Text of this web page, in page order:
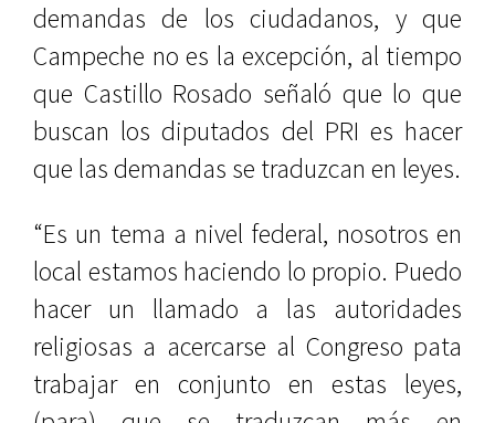
demandas de los ciudadanos, y que
Campeche no es la excepción, al tiempo
que Castillo Rosado señaló que lo que
buscan los diputados del PRI es hacer
que las demandas se traduzcan en leyes.
“Es un tema a nivel federal, nosotros en
local estamos haciendo lo propio. Puedo
hacer un llamado a las autoridades
religiosas a acercarse al Congreso pata
trabajar en conjunto en estas leyes,